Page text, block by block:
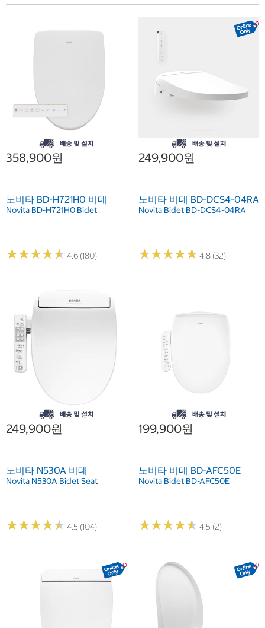
358,900원
노비타 BD-H721H0 비데
Novita BD-H721H0 Bidet
★★★★★
★★★★★ 4.6 (180)
249,900원
노비타 비데 BD-DCS4-04RA
Novita Bidet BD-DCS4-04RA
★★★★★
★★★★★ 4.8 (32)
249,900원
노비타 N530A 비데
Novita N530A Bidet Seat
★★★★★
★★★★★ 4.5 (104)
199,900원
노비타 비데 BD-AFC50E
Novita Bidet BD-AFC50E
★★★★★
★★★★★ 4.5 (2)